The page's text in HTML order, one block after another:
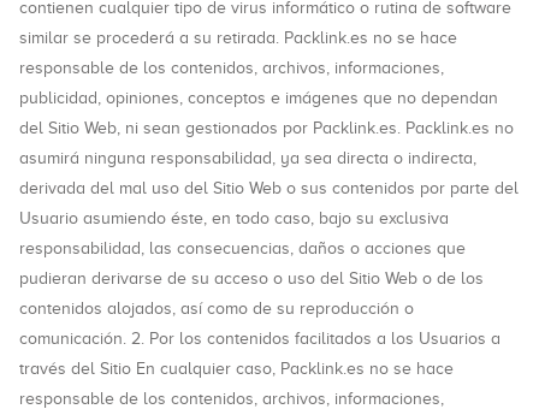
contienen cualquier tipo de virus informático o rutina de software
similar se procederá a su retirada. Packlink.es no se hace
responsable de los contenidos, archivos, informaciones,
publicidad, opiniones, conceptos e imágenes que no dependan
del Sitio Web, ni sean gestionados por Packlink.es. Packlink.es no
asumirá ninguna responsabilidad, ya sea directa o indirecta,
derivada del mal uso del Sitio Web o sus contenidos por parte del
Usuario asumiendo éste, en todo caso, bajo su exclusiva
responsabilidad, las consecuencias, daños o acciones que
pudieran derivarse de su acceso o uso del Sitio Web o de los
contenidos alojados, así como de su reproducción o
comunicación. 2. Por los contenidos facilitados a los Usuarios a
través del Sitio En cualquier caso, Packlink.es no se hace
responsable de los contenidos, archivos, informaciones,